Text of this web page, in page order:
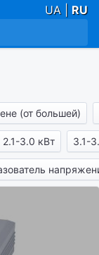
UA | RU
(от большей)
2.1-3.0 кВт 3.1-